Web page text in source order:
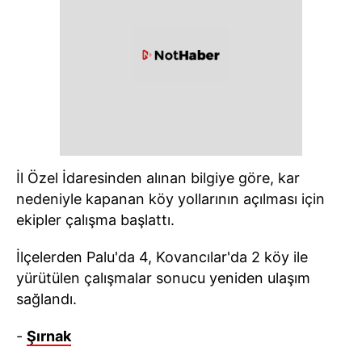
İl Özel İdaresinden alınan bilgiye göre, kar
nedeniyle kapanan köy yollarının açılması için
ekipler çalışma başlattı.
İlçelerden Palu'da 4, Kovancılar'da 2 köy ile
yürütülen çalışmalar sonucu yeniden ulaşım
sağlandı.
- Şırnak